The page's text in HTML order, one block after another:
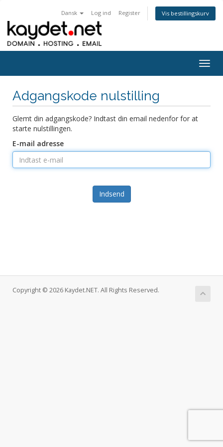
Dansk Log ind Register Vis bestillingskurv
Adgangskode nulstilling
Glemt din adgangskode? Indtast din email nedenfor for at
starte nulstillingen.
E-mail adresse
Indsend
Copyright © 2026 Kaydet.NET. All Rights Reserved.